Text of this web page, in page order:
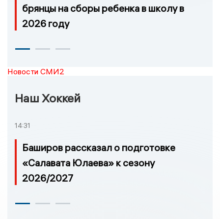
брянцы на сборы ребенка в школу в
2026 году
Новости СМИ2
Наш Хоккей
14:31
Баширов рассказал о подготовке
«Салавата Юлаева» к сезону
2026/2027